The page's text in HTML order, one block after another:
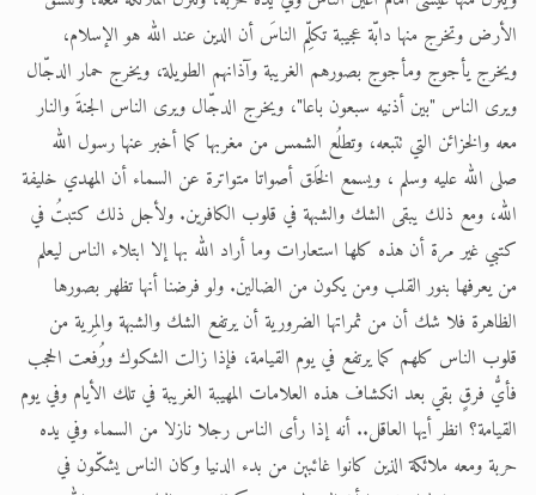
الأرض وتخرج منها دابّة عجيبة تكلِّم الناسَ أن الدين عند الله هو الإسلام،
ويخرج يأجوج ومأجوج بصورهم الغريبة وآذانهم الطويلة، ويخرج حمار الدجّال
ويرى الناس "بين أذنيه سبعون باعا"، ويخرج الدجّال ويرى الناس الجنةَ والنار
معه والخزائن التي تتبعه، وتطلُع الشمس من مغربها كما أخبر عنها رسول الله
صلى الله عليه وسلم ، ويسمع الخَلق أصواتا متواترة عن السماء أن المهدي خليفة
الله، ومع ذلك يبقى الشك والشبهة في قلوب الكافرين. ولأجل ذلك كتبتُ في
كتبي غير مرة أن هذه كلها استعارات وما أراد الله بها إلا ابتلاء الناس ليعلم
من يعرفها بنور القلب ومن يكون من الضالين. ولو فرضنا أنها تظهر بصورها
الظاهرة فلا شك أن من ثمراتها الضرورية أن يرتفع الشك والشبهة والمِرية من
قلوب الناس كلهم كما يرتفع في يوم القيامة، فإذا زالت الشكوك ورُفعت الحجب
فأيُّ فرقٍ بقي بعد انكشاف هذه العلامات المهيبة الغريبة في تلك الأيام وفي يوم
القيامة؟ انظر أيها العاقل.. أنه إذا رأى الناس رجلا نازلا من السماء وفي يده
حربة ومعه ملائكة الذين كانوا غائبين من بدء الدنيا وكان الناس يشكّون في